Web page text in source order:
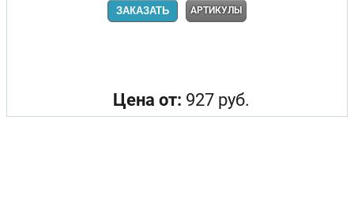
ЗАКАЗАТЬ АРТИКУЛЫ
Цена от: 927 руб.